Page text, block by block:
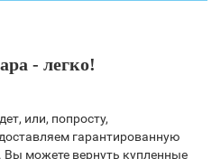
- легко!
или, попросту,
гарантированную
Вы можете вернуть купленные